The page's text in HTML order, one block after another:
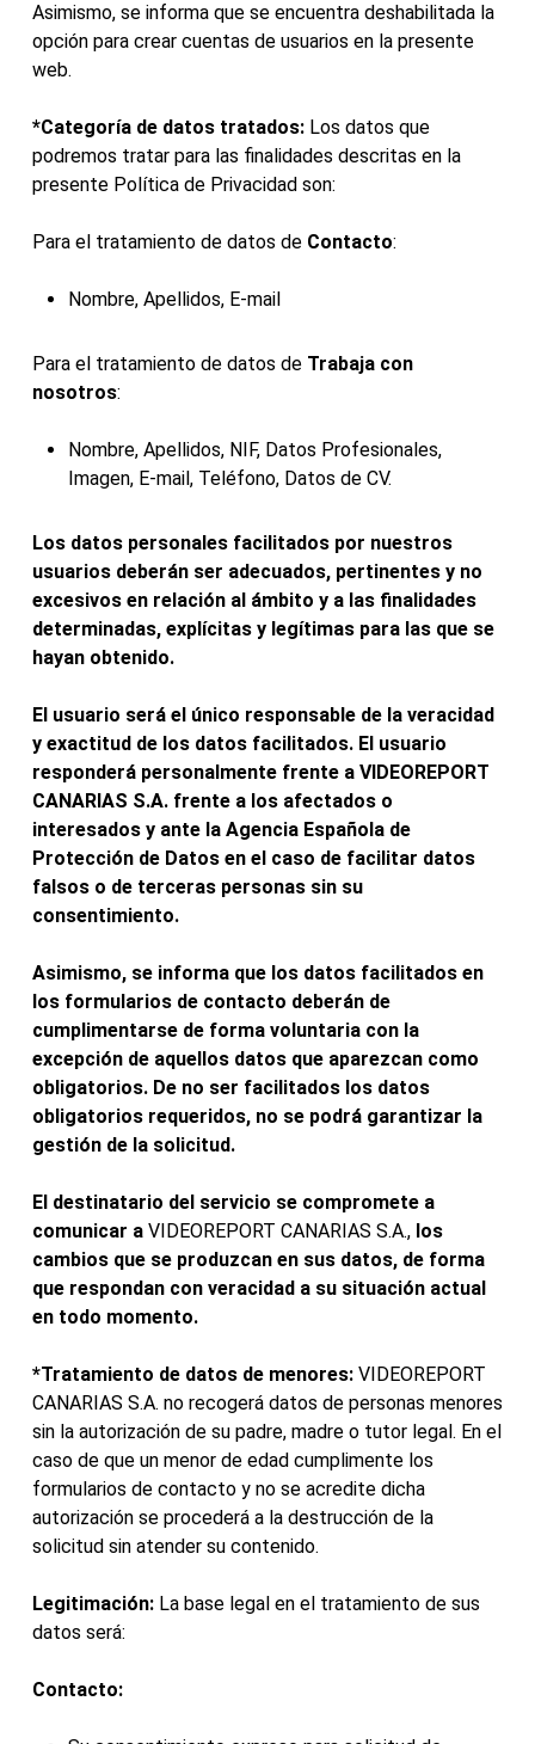
Asimismo, se informa que se encuentra deshabilitada la
opción para crear cuentas de usuarios en la presente
web.
*Categoría de datos tratados: Los datos que
podremos tratar para las finalidades descritas en la
presente Política de Privacidad son:
Para el tratamiento de datos de Contacto:
Nombre, Apellidos, E-mail
Para el tratamiento de datos de Trabaja con
nosotros:
Nombre, Apellidos, NIF, Datos Profesionales,
Imagen, E-mail, Teléfono, Datos de CV.
Los datos personales facilitados por nuestros
usuarios deberán ser adecuados, pertinentes y no
excesivos en relación al ámbito y a las finalidades
determinadas, explícitas y legítimas para las que se
hayan obtenido.
El usuario será el único responsable de la veracidad
y exactitud de los datos facilitados. El usuario
responderá personalmente frente a VIDEOREPORT
CANARIAS S.A. frente a los afectados o
interesados y ante la Agencia Española de
Protección de Datos en el caso de facilitar datos
falsos o de terceras personas sin su
consentimiento.
Asimismo, se informa que los datos facilitados en
los formularios de contacto deberán de
cumplimentarse de forma voluntaria con la
excepción de aquellos datos que aparezcan como
obligatorios. De no ser facilitados los datos
obligatorios requeridos, no se podrá garantizar la
gestión de la solicitud.
El destinatario del servicio se compromete a
comunicar a VIDEOREPORT CANARIAS S.A., los
cambios que se produzcan en sus datos, de forma
que respondan con veracidad a su situación actual
en todo momento.
*Tratamiento de datos de menores: VIDEOREPORT
CANARIAS S.A. no recogerá datos de personas menores
sin la autorización de su padre, madre o tutor legal. En el
caso de que un menor de edad cumplimente los
formularios de contacto y no se acredite dicha
autorización se procederá a la destrucción de la
solicitud sin atender su contenido.
Legitimación:La base legal en el tratamiento de sus
datos será:
Contacto: